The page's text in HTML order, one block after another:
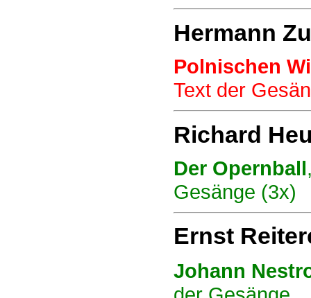
Hermann
Polnischen
Text der
Richard
Der Opernball
Gesänge (3x)
Ernst
Johann